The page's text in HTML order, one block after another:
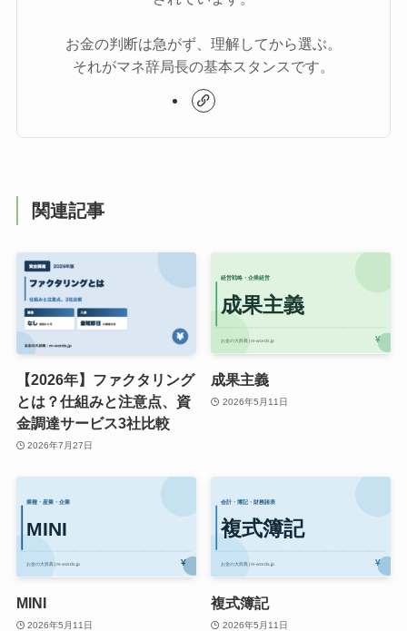
お金の判断は急がず、理解してから選ぶ。
それがマネ辞局長の基本スタンスです。
関連記事
【2026年】ファクタリング
とは？仕組みと注意点、資
金調達サービス3社比較
2026年7月27日
成果主義
2026年5月11日
MINI
2026年5月11日
複式簿記
2026年5月11日